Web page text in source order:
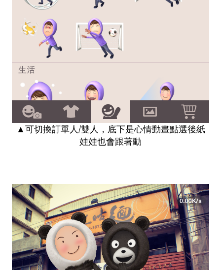
▲可切換訂單人/雙人，底下是心情動畫點選後紙
娃娃也會跟著動